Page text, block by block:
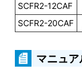
SCFR2-12CAF
SCFR2-20CAF
マニュア